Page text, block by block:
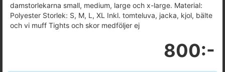
damstorlekarna small, medium, large och x-large. Material:
Polyester Storlek: S, M, L, XL Inkl. tomteluva, jacka, kjol, bälte
och vi muff Tights och skor medföljer ej
800:-